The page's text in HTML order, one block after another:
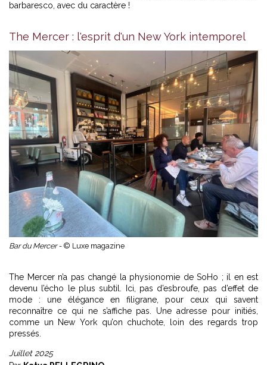
barbaresco, avec du caractère !
The Mercer : l'esprit d'un New York intemporel
Bar du Mercer - © Luxe magazine
The Mercer n’a pas changé la physionomie de SoHo ; il en est
devenu l’écho le plus subtil. Ici, pas d’esbroufe, pas d’effet de
mode : une élégance en filigrane, pour ceux qui savent
reconnaître ce qui ne s’affiche pas. Une adresse pour initiés,
comme un New York qu’on chuchote, loin des regards trop
pressés.
Juillet 2025